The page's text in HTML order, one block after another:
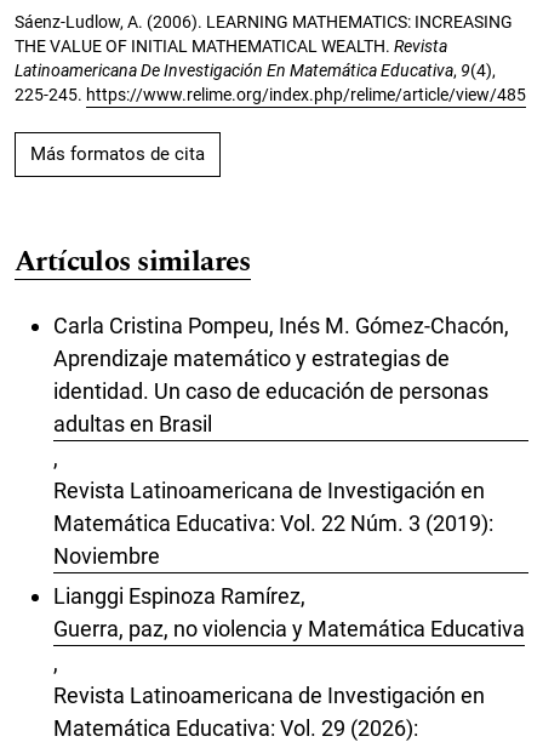
Sáenz-Ludlow, A. (2006). LEARNING MATHEMATICS: INCREASING
THE VALUE OF INITIAL MATHEMATICAL WEALTH. Revista
Latinoamericana De Investigación En Matemática Educativa, 9(4),
225-245. https://www.relime.org/index.php/relime/article/view/485
Más formatos de cita
Artículos similares
Carla Cristina Pompeu, Inés M. Gómez-Chacón,
Aprendizaje matemático y estrategias de
identidad. Un caso de educación de personas
adultas en Brasil
,
Revista Latinoamericana de Investigación en
Matemática Educativa: Vol. 22 Núm. 3 (2019):
Noviembre
Lianggi Espinoza Ramírez,
Guerra, paz, no violencia y Matemática Educativa
,
Revista Latinoamericana de Investigación en
Matemática Educativa: Vol. 29 (2026):